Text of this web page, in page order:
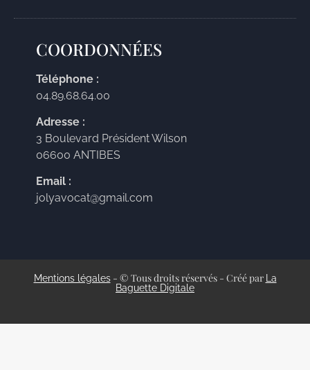
COORDONNÉES
Téléphone :
04.89.68.64.00
Adresse :
3 Boulevard Président Wilson
06600 ANTIBES
Email :
jolyavocat@gmail.com
Mentions légales- © Tous droits réservés - Créé par
La
Baguette Digitale